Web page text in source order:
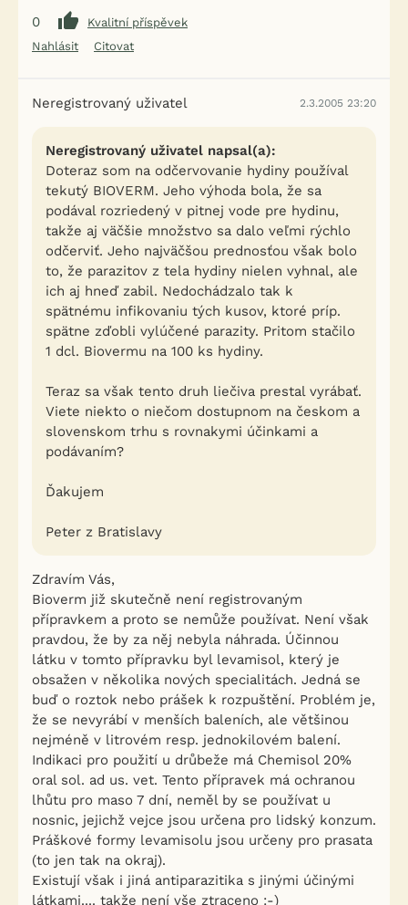
0
Kvalitní příspěvek
Nahlásit
Citovat
Neregistrovaný uživatel 2.3.2005 23:20
Neregistrovaný uživatel napsal(a):
Doteraz som na odčervovanie hydiny používal
tekutý BIOVERM. Jeho výhoda bola, že sa
podával rozriedený v pitnej vode pre hydinu,
takže aj väčšie množstvo sa dalo veľmi rýchlo
odčerviť. Jeho najväčšou prednosťou však bolo
to, že parazitov z tela hydiny nielen vyhnal, ale
ich aj hneď zabil. Nedochádzalo tak k
spätnému infikovaniu tých kusov, ktoré príp.
spätne zďobli vylúčené parazity. Pritom stačilo
1 dcl. Biovermu na 100 ks hydiny.
Teraz sa však tento druh liečiva prestal vyrábať.
Viete niekto o niečom dostupnom na českom a
slovenskom trhu s rovnakymi účinkami a
podávaním?
Ďakujem
Peter z Bratislavy
Zdravím Vás,
Bioverm již skutečně není registrovaným
přípravkem a proto se nemůže používat. Není však
pravdou, že by za něj nebyla náhrada. Účinnou
látku v tomto přípravku byl levamisol, který je
obsažen v několika nových specialitách. Jedná se
buď o roztok nebo prášek k rozpuštění. Problém je,
že se nevyrábí v menších baleních, ale většinou
nejméně v litrovém resp. jednokilovém balení.
Indikaci pro použití u drůbeže má Chemisol 20%
oral sol. ad us. vet. Tento přípravek má ochranou
lhůtu pro maso 7 dní, neměl by se používat u
nosnic, jejichž vejce jsou určena pro lidský konzum.
Práškové formy levamisolu jsou určeny pro prasata
(to jen tak na okraj).
Existují však i jiná antiparazitika s jinými účinými
látkami.... takže není vše ztraceno :-)